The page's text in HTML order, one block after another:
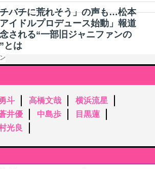
バチに荒れそう」の声も…松本
イドルプロデュース始動」報道
される“一部旧ジャニファンの
とは
斗 高橋文哉
横浜流星
井優 中島歩
目黒蓮
光良